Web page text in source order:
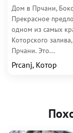
Дом в Прчани,
Прекрасное
одном из самых
Которского
Прчани. Это...
Prcanj, Котор